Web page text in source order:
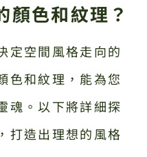
顏色和紋理？
定空間風格走向的
色和紋理，能為您
魂。以下將詳細探
打造出理想的風格